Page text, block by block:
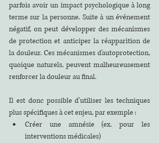
parfois avoir un impact psychologique à long
terme sur la personne. Suite à un événement
négatif, on peut développer des mécanismes
de protection et anticiper la réapparition de
la douleur. Ces mécanismes d’autoprotection,
quoique naturels, peuvent malheureusement
renforcer la douleur au final.
Il est donc possible d’utiliser les techniques
plus spécifiques à cet enjeu, par exemple :
Créer une amnésie (ex. pour les
interventions médicales)